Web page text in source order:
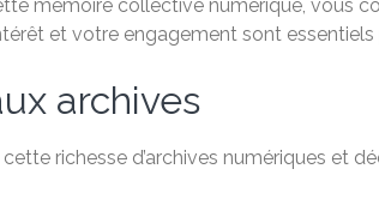
mémoire collective numérique, vous
et votre engagement sont
archives
richesse d’archives numériques et